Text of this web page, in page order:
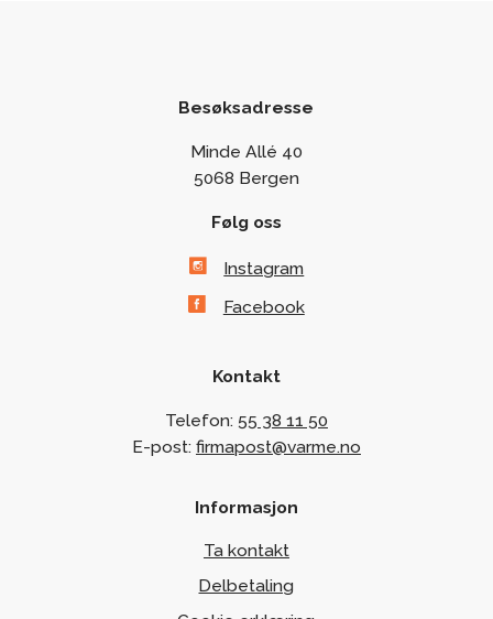
Besøksadresse
Minde Allé 40
5068 Bergen
Følg oss
Instagram
Facebook
Kontakt
Telefon: 55 38 11 50
E-post: firmapost@varme.no
Informasjon
Ta kontakt
Delbetaling